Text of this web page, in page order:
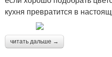
кухня превратится в
читать дальше →